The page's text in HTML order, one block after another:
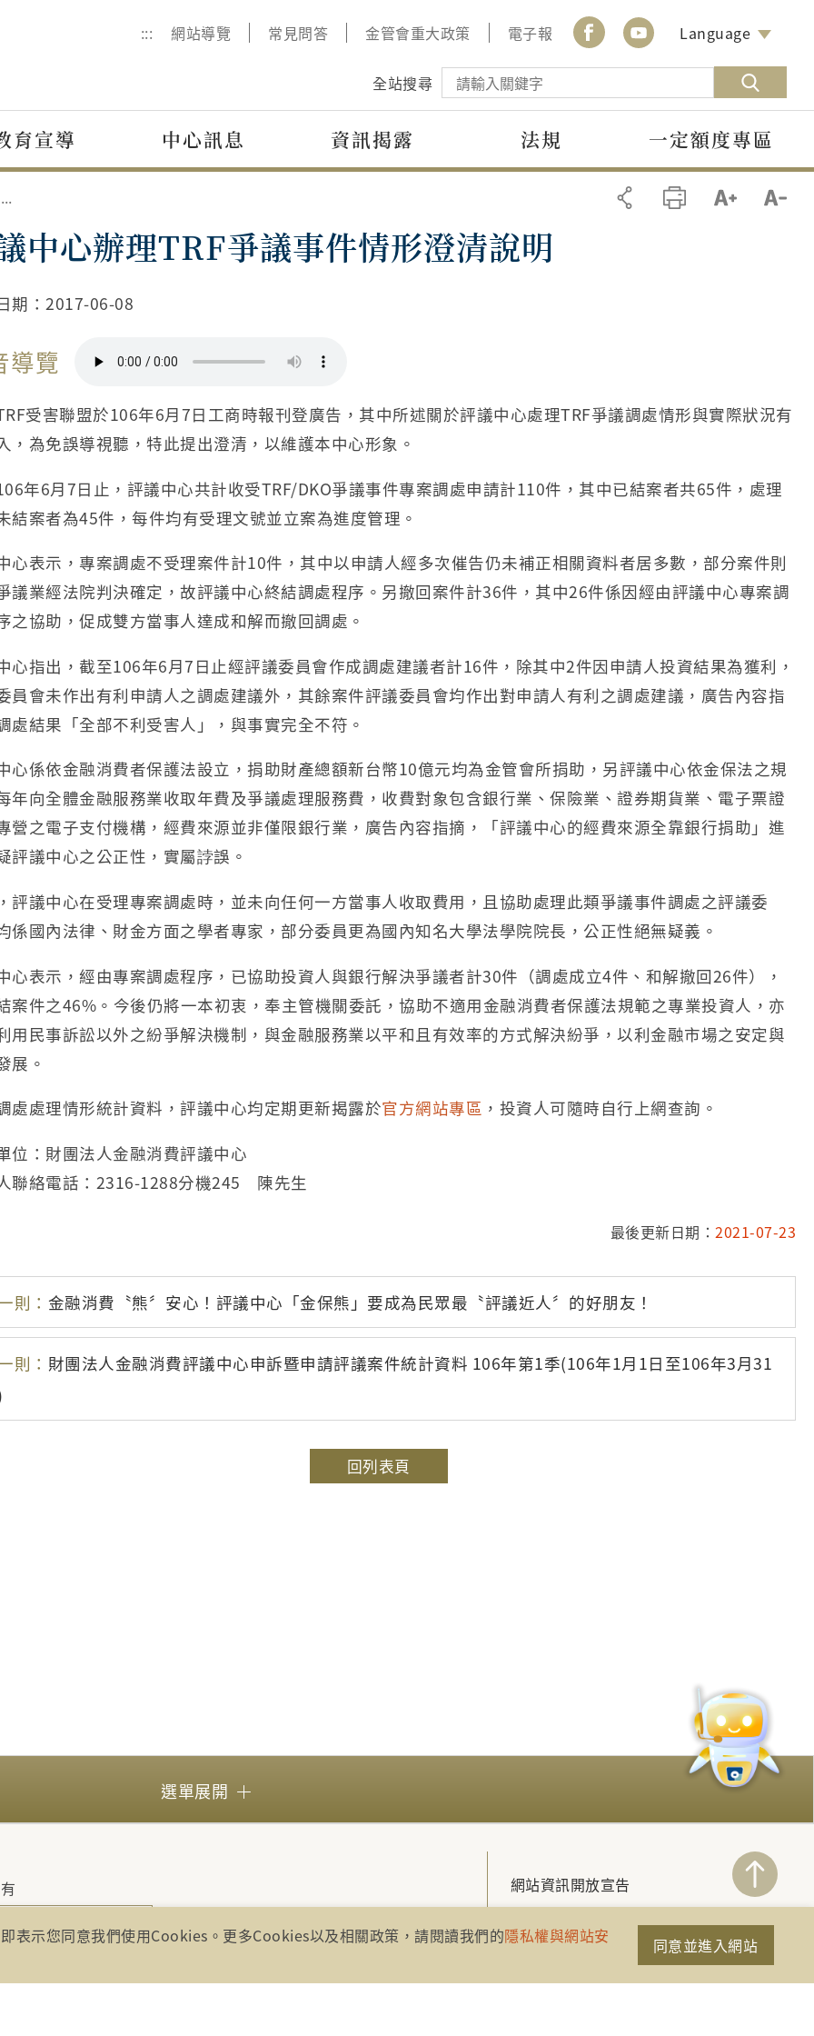
::: 網站導覽 常見問答 金管會重大政策 電子報 Language
全站搜尋
育宣導 中心訊息 資訊揭露 法規 一定額度專區
評議中心辦理TRF爭議事件情形澄清說明
中心辦理TRF爭議事件情形澄清說明
期：2017-06-08
導覽
受害聯盟於106年6月7日工商時報刊登廣告，其中所述關於評議中心處理TRF爭議調處情形與實際狀況有
，為免誤導視聽，特此提出澄清，以維護本中心形象。
年6月7日止，評議中心共計收受TRF/DKO爭議事件專案調處申請計110件，其中已結案者共65件，處理
結案者為45件，每件均有受理文號並立案為進度管理。
心表示，專案調處不受理案件計10件，其中以申請人經多次催告仍未補正相關資料者居多數，部分案件則
議業經法院判決確定，故評議中心終結調處程序。另撤回案件計36件，其中26件係因經由評議中心專案調
之協助，促成雙方當事人達成和解而撤回調處。
心指出，截至106年6月7日止經評議委員會作成調處建議者計16件，除其中2件因申請人投資結果為獲利，
員會未作出有利申請人之調處建議外，其餘案件評議委員會均作出對申請人有利之調處建議，廣告內容指
處結果「全部不利受害人」，與事實完全不符。
心係依金融消費者保護法設立，捐助財產總額新台幣10億元均為金管會所捐助，另評議中心依金保法之規
年向全體金融服務業收取年費及爭議處理服務費，收費對象包含銀行業、保險業、證券期貨業、電子票證
營之電子支付機構，經費來源並非僅限銀行業，廣告內容指摘，「評議中心的經費來源全靠銀行捐助」進
評議中心之公正性，實屬誖誤。
評議中心在受理專案調處時，並未向任何一方當事人收取費用，且協助處理此類爭議事件調處之評議委
係國內法律、財金方面之學者專家，部分委員更為國內知名大學法學院院長，公正性絕無疑義。
心表示，經由專案調處程序，已協助投資人與銀行解決爭議者計30件（調處成立4件、和解撤回26件），
案件之46%。今後仍將一本初衷，奉主管機關委託，協助不適用金融消費者保護法規範之專業投資人，亦
用民事訴訟以外之紛爭解決機制，與金融服務業以平和且有效率的方式解決紛爭，以利金融市場之安定與
展。
處處理情形統計資料，評議中心均定期更新揭露於官方網站專區 ，投資人可隨時自行上網查詢。
位：財團法人金融消費評議中心
聯絡電話：2316-1288分機245 陳先生
最後更新日期： 2021-07-23
則： 金融消費〝熊〞安心！評議中心「金保熊」要成為民眾最〝評議近人〞的好朋友！
則： 財團法人金融消費評議中心申訴暨申請評議案件統計資料 106年第1季(106年1月1日至106年3月31
回列表頁
選單展開
網站資訊開放宣告
隱私權與網站安全政策
表示您同意我們使用Cookies。更多Cookies以及相關政策，請閱讀我們的隱私權與網站安
同意並進入網站